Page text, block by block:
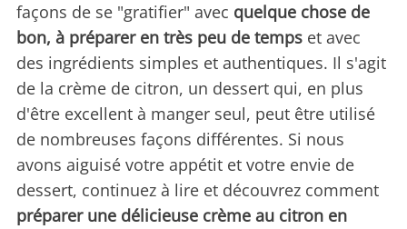
façons de se "gratifier" avec quelque chose de
bon, à préparer en très peu de temps et avec
des ingrédients simples et authentiques. Il s'agit
de la crème de citron, un dessert qui, en plus
d'être excellent à manger seul, peut être utilisé
de nombreuses façons différentes. Si nous
avons aiguisé votre appétit et votre envie de
dessert, continuez à lire et découvrez comment
préparer une délicieuse crème au citron en